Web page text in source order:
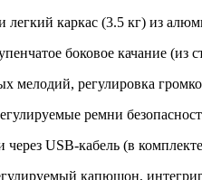
легкий каркас (3.5 кг) из
боковое качание
мелодий, регулировка
ремни
через USB-кабель (в
капюшон,